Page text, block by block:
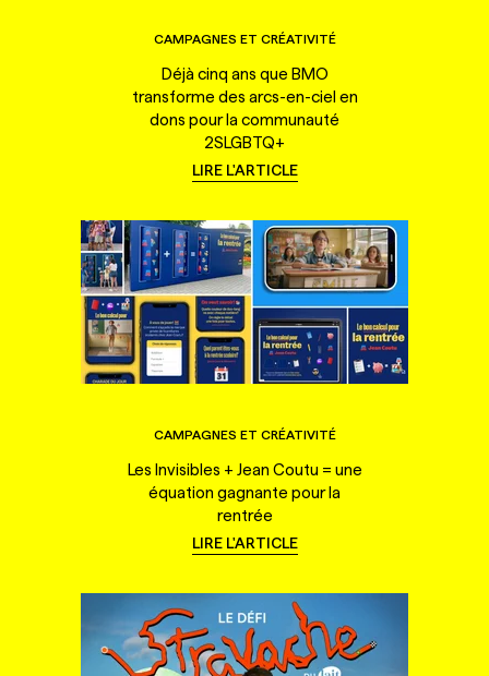
CAMPAGNES ET CRÉATIVITÉ
Déjà cinq ans que BMO
transforme des arcs-en-ciel en
dons pour la communauté
2SLGBTQ+
LIRE L'ARTICLE
CAMPAGNES ET CRÉATIVITÉ
Les Invisibles + Jean Coutu = une
équation gagnante pour la
rentrée
LIRE L'ARTICLE